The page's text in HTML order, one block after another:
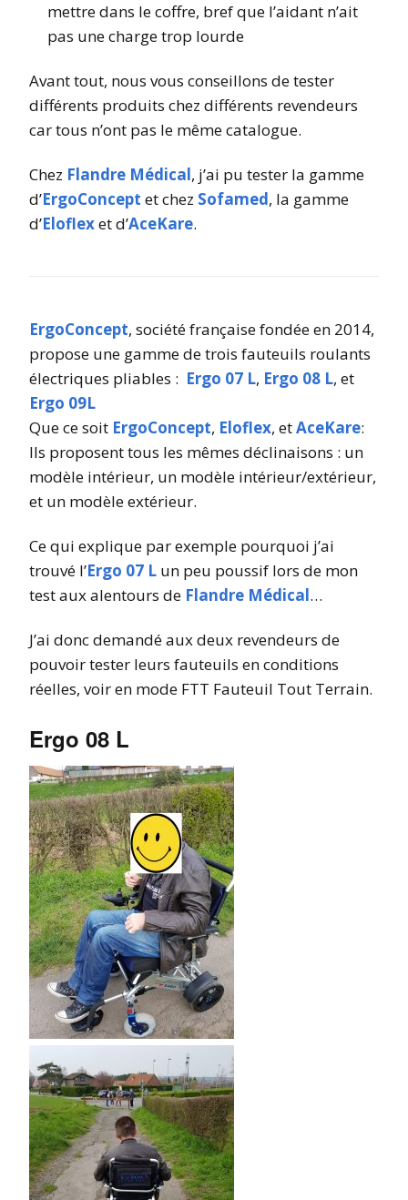
mettre dans le coffre, bref que l’aidant n’ait
pas une charge trop lourde
Avant tout, nous vous conseillons de tester
différents produits chez différents revendeurs
car tous n’ont pas le même catalogue.
Chez Flandre Médical, j’ai pu tester la gamme
d’ErgoConcept et chez Sofamed, la gamme
d’Eloflexet d’AceKare.
ErgoConcept, société française fondée en 2014,
propose une gamme de trois fauteuils roulants
électriques pliables : Ergo 07 L, Ergo 08 L, et
Ergo 09L
Que ce soit ErgoConcept, Eloflex, etAceKare:
Ils proposent tous les mêmes déclinaisons : un
modèle intérieur, un modèle intérieur/extérieur,
et un modèle extérieur.
Ce qui explique par exemple pourquoi j’ai
trouvé l’Ergo 07 L un peu poussif lors de mon
test aux alentours de Flandre Médical…
J’ai donc demandé aux deux revendeurs de
pouvoir tester leurs fauteuils en conditions
réelles, voir en mode FTT Fauteuil Tout Terrain.
Ergo 08 L